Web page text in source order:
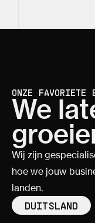
ONZE FAVORIETE
We
Wij zijn
hoe we jouw
landen.
DUITSLAND